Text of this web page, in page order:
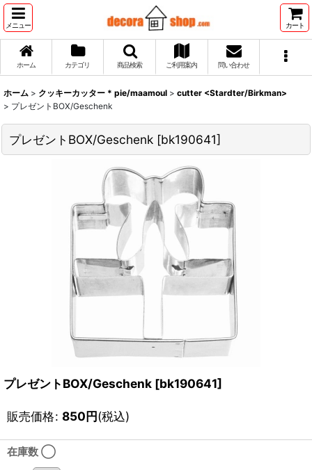
メニュー カート
ホーム カテゴリ 商品検索 ご利用案内 問い合わせ
ホーム > クッキーカッター * pie/maamoul > cutter <Stardter/Birkman>
> プレゼントBOX/Geschenk
プレゼントBOX/Geschenk [bk190641]
プレゼントBOX/Geschenk [bk190641]
販売価格: 850円(税込)
在庫数 ◯